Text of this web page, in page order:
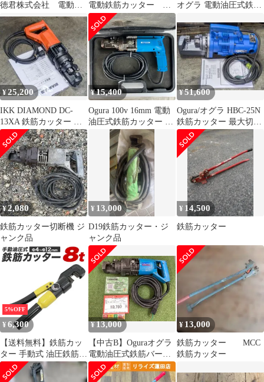
徳君株式会社 電動工
具
電動鉄筋カッター
HBC-16R 中古
オグラ 電動油圧式鉄筋
¥25,200
IKK DIAMOND DC-
13XA 鉄筋カッター 内
部パッキン交換 整備品
¥15,400
Ogura 100v 16mm 電動
油圧式鉄筋カッター 取
説 ケース付 HBC-316
ブルー
¥51,600
Ogura/オグラ HBC-25N
鉄筋カッター 最大切断
25mm 分解整備品
¥2,080
鉄筋カッター切断機 ジ
ャンク品
¥ 13,000
D19鉄筋カッター・ジ
ャンク品
¥ 14,500
鉄筋カッター
5%OFF
¥ 6,300
【送料無料】鉄筋カッ
ター 手動式 油圧鉄筋カ
ッター 切断能力8t 切断
4mm～12mm 電源不要
¥13,000
【中古B】Oguraオグラ
電動油圧式鉄筋バーカ
ッターHBC-13N
¥ 13,000
鉄筋カッター MCC
鉄筋カッター